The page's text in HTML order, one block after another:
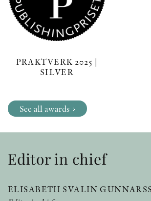
PRAKTVERK 2025 |
SILVER
See all awards
Editor in chief
ELISABETH SVALIN